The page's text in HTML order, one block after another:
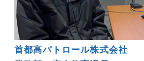
首都高パトロール株式会社